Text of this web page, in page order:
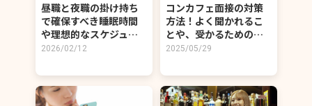
昼職と夜職の掛け持ち
で確保すべき睡眠時間
や理想的なスケジュ…
2026/02/12
コンカフェ面接の対策
方法！よく聞かれるこ
とや、受かるための…
2025/05/29